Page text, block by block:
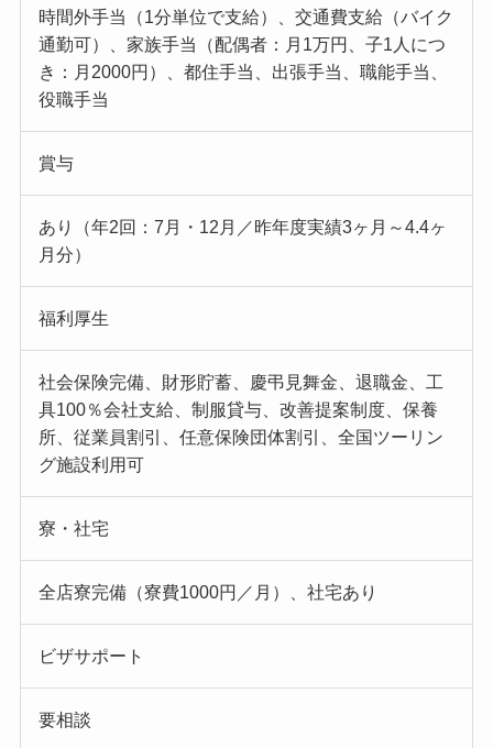
時間外手当（1分単位で支給）、交通費支給（バイク
通勤可）、家族手当（配偶者：月1万円、子1人につ
き：月2000円）、都住手当、出張手当、職能手当、
役職手当
賞与
あり（年2回：7月・12月／昨年度実績3ヶ月～4.4ヶ
月分）
福利厚生
社会保険完備、財形貯蓄、慶弔見舞金、退職金、工
具100％会社支給、制服貸与、改善提案制度、保養
所、従業員割引、任意保険団体割引、全国ツーリン
グ施設利用可
寮・社宅
全店寮完備（寮費1000円／月）、社宅あり
ビザサポート
要相談